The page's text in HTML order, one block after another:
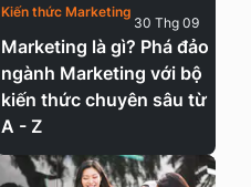
Marketing là gì? Phá đảo
ngành Marketing với bộ
kiến thức chuyên sâu từ
A - Z
Kiến thức Marketing
30 Thg 09